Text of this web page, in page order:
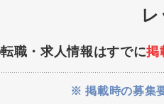
レ
職・求人情報はすでに掲
※ 掲載時の募集